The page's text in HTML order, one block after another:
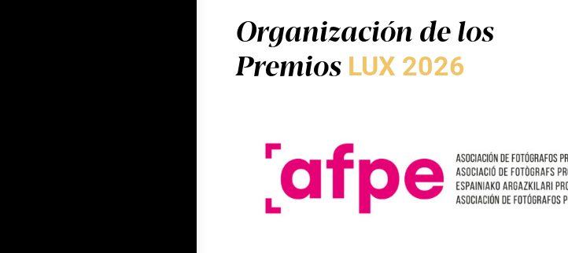
Organización de los
Premios LUX 2026